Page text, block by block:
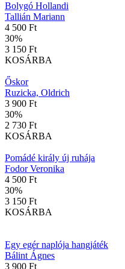
Bolygó Hollandi
Tallián Mariann
4 500 Ft
30%
3 150 Ft
KOSÁRBA
Őskor
Ruzicka, Oldrich
3 900 Ft
30%
2 730 Ft
KOSÁRBA
Pomádé király új ruhája
Fodor Veronika
4 500 Ft
30%
3 150 Ft
KOSÁRBA
Egy egér naplója hangjáték
Bálint Ágnes
3 900 Ft